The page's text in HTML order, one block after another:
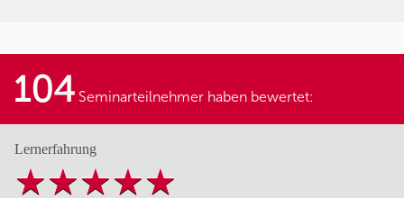
104 Seminarteilnehmer haben bewertet:
Lernerfahrung